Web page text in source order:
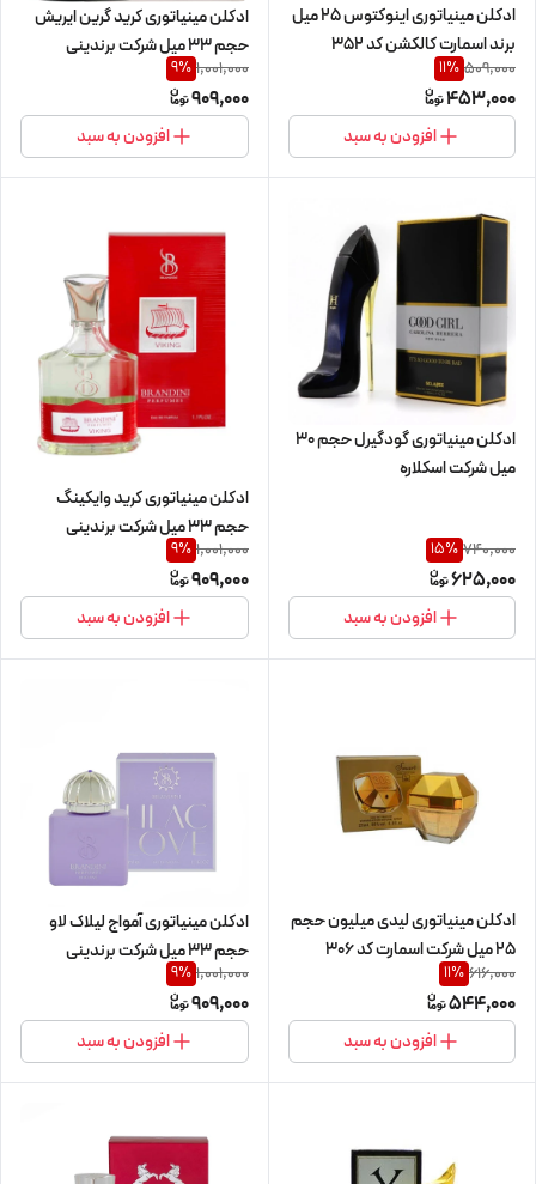
ادکلن مینیاتوری اینوکتوس 25 میل
برند اسمارت کالکشن کد 352
509,000
11%
453,000
افزودن به سبد
ادکلن مینیاتوری کرید گرین ایریش
حجم 33 میل شرکت برندینی
1,001,000
9%
909,000
افزودن به سبد
ادکلن مینیاتوری گودگیرل حجم 30
میل شرکت اسکلاره
740,000
15%
625,000
افزودن به سبد
ادکلن مینیاتوری کرید وایکینگ
حجم 33 میل شرکت برندینی
1,001,000
9%
909,000
افزودن به سبد
ادکلن مینیاتوری لیدی میلیون حجم
25 میل شرکت اسمارت کد 306
616,000
11%
544,000
افزودن به سبد
ادکلن مینیاتوری آمواج لیلاک لاو
حجم 33 میل شرکت برندینی
1,001,000
9%
909,000
افزودن به سبد